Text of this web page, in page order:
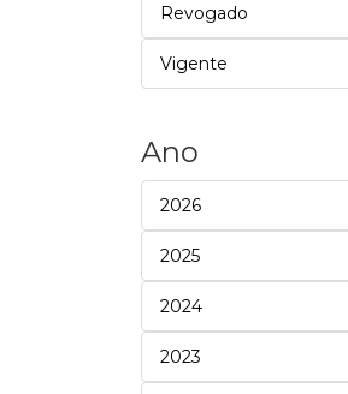
Revogado
Vigente
Ano
2026
2025
2024
2023